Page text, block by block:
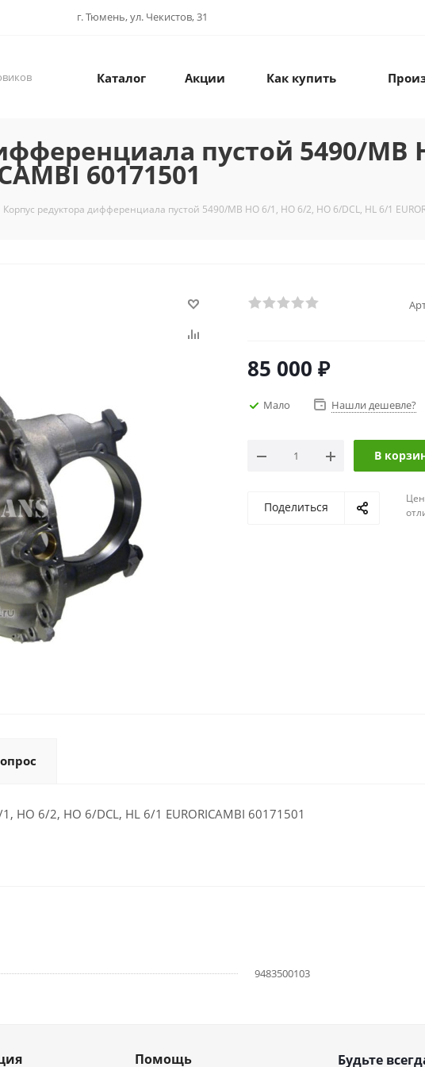
г. Тюмень, ул. Чекистов, 31
Каталог Акции Как купить
пустой 5490/MB
60171501
Корпус редуктора дифференциала пустой 5490/MB HO 6/1, HO 6/2, HO 6/DCL, HL 6/1
85 000 ₽
Мало Нашли дешевле?
В
Поделиться
HO 6/2, HO 6/DCL, HL 6/1 EURORICAMBI 60171501
9483500103
Помощь Будьте